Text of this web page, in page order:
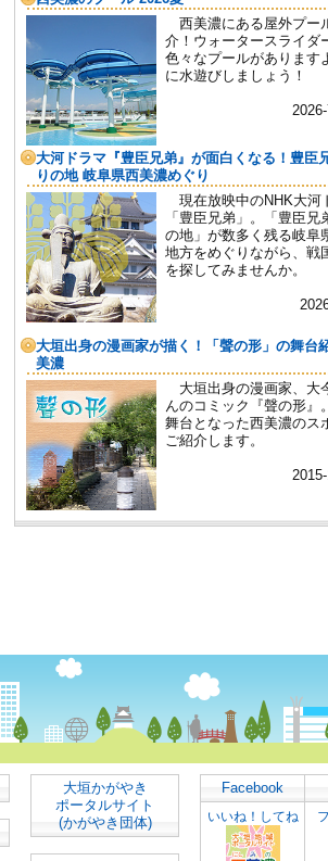
大垣かがやき
ポータルサイト
(かがやき団体)
Facebook
いいね！してね